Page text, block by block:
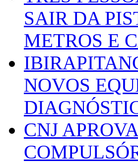
SAIR DA
METROS E
NOVOS
CNJ